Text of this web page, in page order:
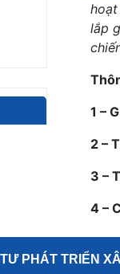
lắp
1 –
2 –
3 –
4 –
PHÁT TRIỂN